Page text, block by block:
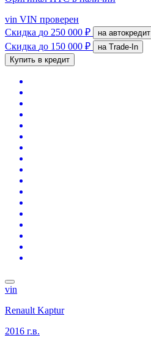
vin VIN проверен
Скидка до 250 000 ₽ на автокредит
Скидка до 150 000 ₽
на Trade-In
Купить в кредит
vin
Renault Kaptur
2016 г.в.